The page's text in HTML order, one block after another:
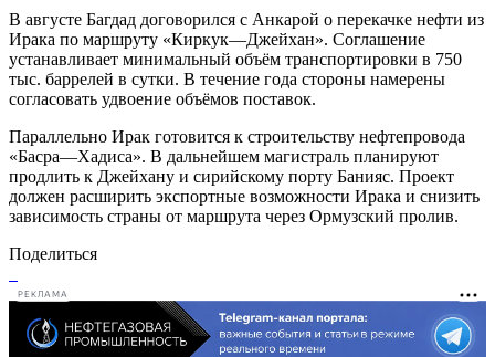
В августе Багдад договорился с Анкарой о перекачке нефти из
Ирака по маршруту «Киркук—Джейхан». Соглашение
устанавливает минимальный объём транспортировки в 750
тыс. баррелей в сутки. В течение года стороны намерены
согласовать удвоение объёмов поставок.
Параллельно Ирак готовится к строительству нефтепровода
«Басра—Хадиса». В дальнейшем магистраль планируют
продлить к Джейхану и сирийскому порту Банияс. Проект
должен расширить экспортные возможности Ирака и снизить
зависимость страны от маршрута через Ормузский пролив.
Поделиться
РЕКЛАМА